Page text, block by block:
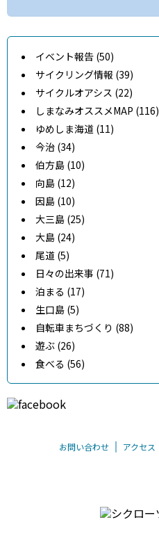
イベント報告 (50)
サイクリング情報 (39)
サイクルオアシス (22)
しまなみオススメMAP (116)
ゆめしま海道 (11)
今治 (34)
伯方島 (10)
向島 (12)
因島 (10)
大三島 (25)
大島 (24)
尾道 (5)
日々の出来事 (71)
泊まる (17)
生口島 (5)
自転車まちづくり (88)
遊ぶ (26)
食べる (56)
お問い合わせ アクセス